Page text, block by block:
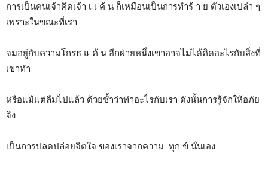
การเป็นคนเจ้าคิดเจ้า เ เ ค้ น ก็เหมือนเป็นการทำร้ า ย ตัวเองเปล่า ๆ
เพราะในขณะที่เรา
จมอยู่กับความโกรธ แ ค้ น อีกฝ่ายหนึ่งเขาอาจไม่ได้คิดอะไรกับสิ่งที่
เขาทำ
หรือแม้แต่ลืมไปแล้ว ด้วยซ้ำว่าทำอะไรกับเรา ดังนั้นการรู้จักให้อภัย
จึง
เป็นการปลดปล่อยจิตใจ ของเราจากความ ทุก ข์ นั่นเอง